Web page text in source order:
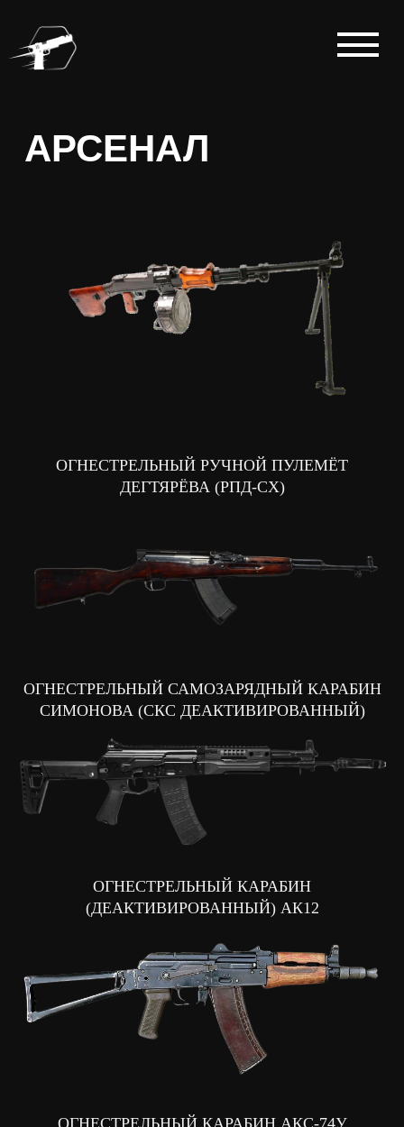
ОГНЕСТРЕЛЬНЫЙ РУЧНОЙ ПУЛЕМЁТ
ДЕГТЯРЁВА (РПД-СХ)
ОГНЕСТРЕЛЬНЫЙ САМОЗАРЯДНЫЙ КАРАБИН
СИМОНОВА (СКС ДЕАКТИВИРОВАННЫЙ)
ОГНЕСТРЕЛЬНЫЙ КАРАБИН
(ДЕАКТИВИРОВАННЫЙ) АК12
ОГНЕСТРЕЛЬНЫЙ КАРАБИН АКС-74У